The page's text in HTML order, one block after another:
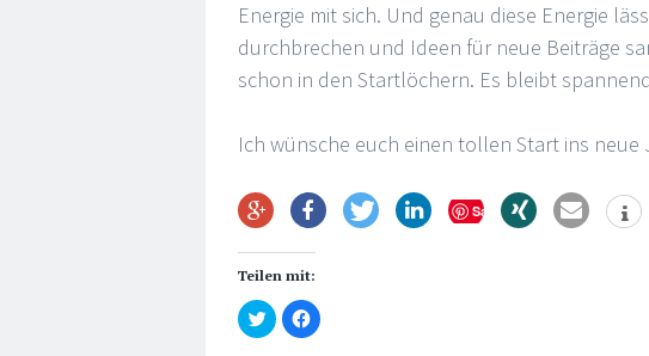
Energie mit sich. Und genau diese Energie
durchbrechen und Ideen für neue Beiträge
schon in den Startlöchern. Es bleibt
Ich wünsche euch einen tollen Start ins neue
Save
Teilen mit:
Klick,
um
über
Klick,
um